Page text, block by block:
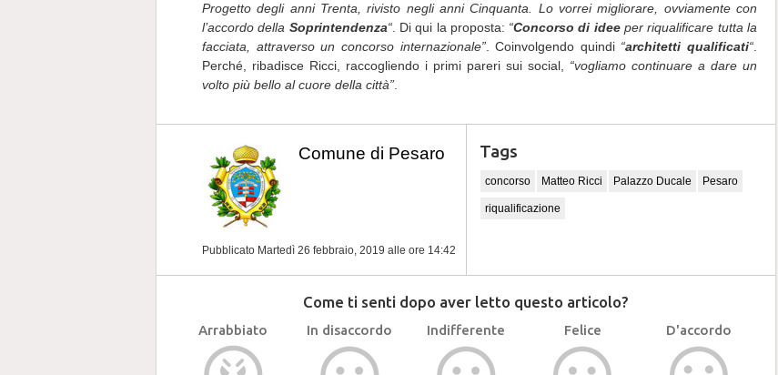
Progetto degli anni Trenta, rivisto negli anni Cinquanta. Lo vorrei migliorare, ovviamente con
l’accordo della Soprintendenza“. Di qui la proposta: “Concorso di ideeper riqualificare tutta la
facciata, attraverso un concorso internazionale”. Coinvolgendo quindi “architetti qualificati“
Perché, ribadisce Ricci, raccogliendo i primi pareri sui social, “vogliamo continuare a dare un
volto più bello al cuore della città”
Comune di Pesaro
Pubblicato Martedì 26 febbraio, 2019 alle ore 14:42
Tags
concorso Matteo Ricci Palazzo Ducale Pesaro
riqualificazione
Come ti senti dopo aver letto questo articolo?
Arrabbiato In disaccordo Indifferente Felice D'accordo